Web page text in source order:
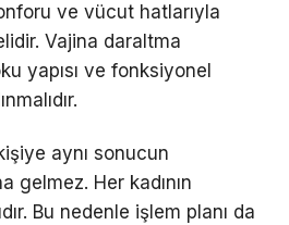
ve vücut hatlarıyla
Vajina daraltma
yapısı ve fonksiyonel
aynı sonucun
gelmez. Her kadının
Bu nedenle işlem planı da